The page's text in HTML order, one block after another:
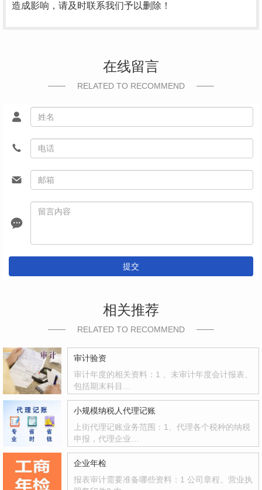
造成影响，请及时联系我们予以删除！
在线留言
RELATED TO RECOMMEND
提交
相关推荐
RELATED TO RECOMMEND
审计验资
审计年度的相关资料：1 、未审计年度会计报表、
包括期末科目…
小规模纳税人代理记账
上街代理记账业务范围：1、代理各个税种的纳税
申报，代理企业…
企业年检
报表审计需要准备哪些资料：1 公司章程、营业执